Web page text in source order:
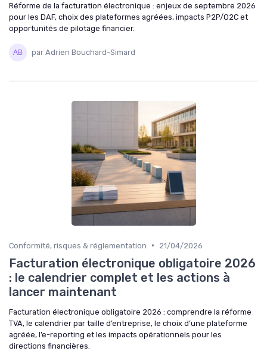
Réforme de la facturation électronique : enjeux de septembre 2026
pour les DAF, choix des plateformes agréées, impacts P2P/O2C et
opportunités de pilotage financier.
par Adrien Bouchard-Simard
Conformité, risques & réglementation • 21/04/2026
Facturation électronique obligatoire 2026
: le calendrier complet et les actions à
lancer maintenant
Facturation électronique obligatoire 2026 : comprendre la réforme
TVA, le calendrier par taille d’entreprise, le choix d’une plateforme
agréée, l’e-reporting et les impacts opérationnels pour les
directions financières.